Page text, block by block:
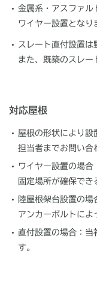
金属系・アスファル
ワイヤー設置となり
スレート直付設置は
また、既築のスレー
対応屋根
屋根の形状により設
担当者までお問い合
ワイヤー設置の場合
固定場所が確保でき
陸屋根架台設置の
アンカーボルトによ
直付設置の場合：当
す。